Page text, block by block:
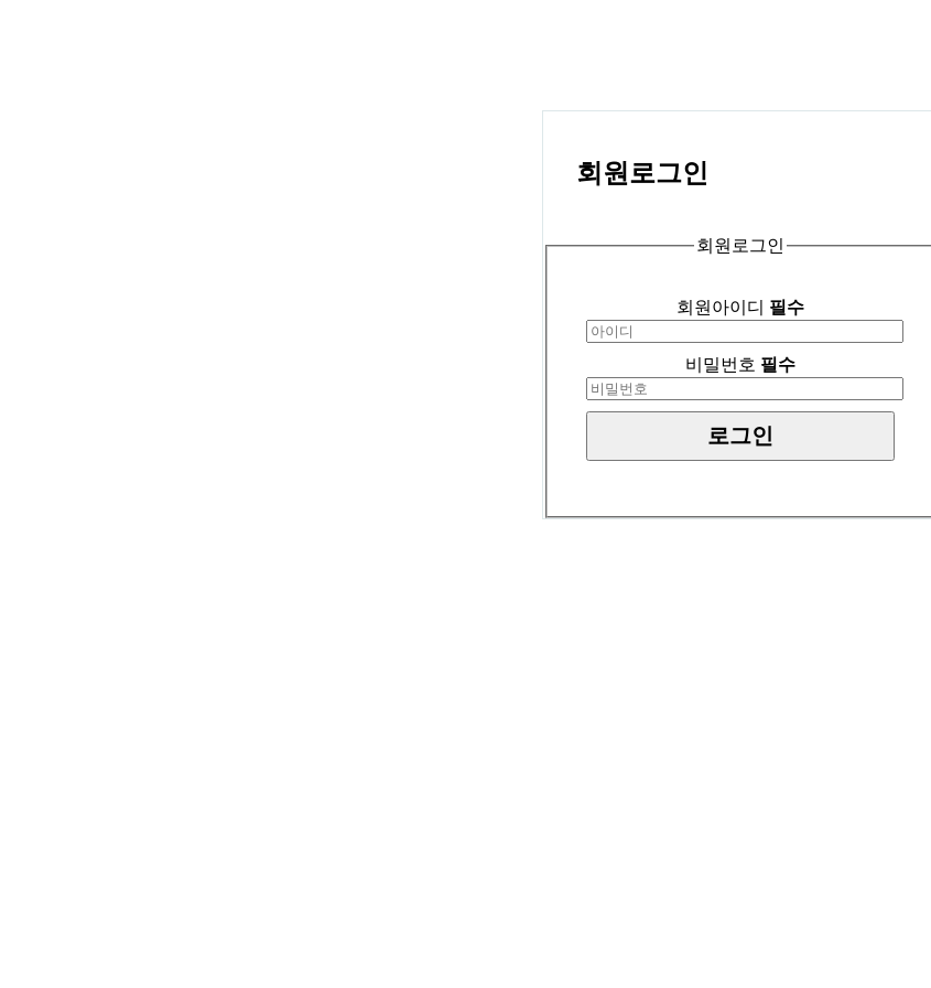
회원 로그인
회원로그인
회원아이디 필수
비밀번호 필수
로그인